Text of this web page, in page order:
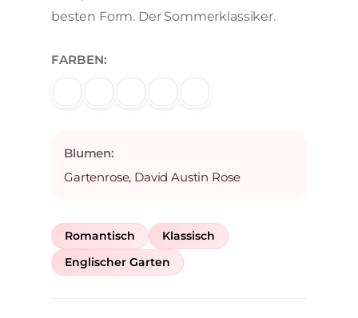
besten Form. Der Sommerklassiker.
FARBEN:
Blumen:
Gartenrose, David Austin Rose
Romantisch
Klassisch
Englischer Garten